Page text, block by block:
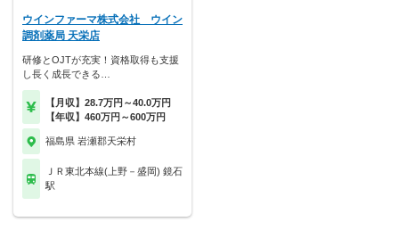
ウインファーマ株式会社 ウイン
調剤薬局 天栄店
研修とOJTが充実！資格取得も支援
し長く成長できる…
【月収】28.7万円～40.0万円
【年収】460万円～600万円
福島県 岩瀬郡天栄村
ＪＲ東北本線(上野－盛岡) 鏡石
駅